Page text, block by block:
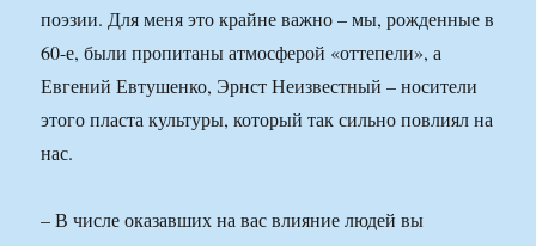
поэзии. Для меня это крайне важно – мы, рожденные в
60-е, были пропитаны атмосферой «оттепели», а
Евгений Евтушенко, Эрнст Неизвестный – носители
этого пласта культуры, который так сильно повлиял на
нас.
– В числе оказавших на вас влияние людей вы